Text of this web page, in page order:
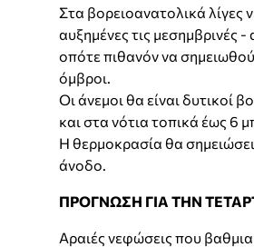
Στα βορειοανατολικά λίγες
αυξημένες τις μεσημβρινές
οπότε πιθανόν να
όμβροι.
Οι άνεμοι θα είναι δυτικοί
και στα νότια τοπικά έως 6
Η θερμοκρασία θα
άνοδο.
ΠΡΟΓΝΩΣΗ ΓΙΑ ΤΗΝ
Αραιές νεφώσεις που